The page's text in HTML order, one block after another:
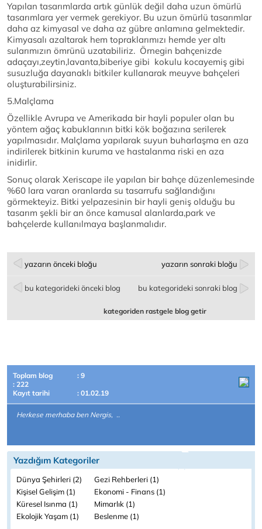
Yapılan tasarımlarda artık günlük değil daha uzun ömürlü
tasarımlara yer vermek gerekiyor. Bu uzun ömürlü tasarımlar
daha az kimyasal ve daha az gübre anlamına gelmektedir.
Kimyasalı azaltarak hem topraklarımızı hemde yer altı
sularımızın ömrünü uzatabiliriz. Örnegin bahçenizde
adaçayı,zeytin,lavanta,biberiye gibi kokulu kocayemiş gibi
susuzluğa dayanaklı bitkiler kullanarak meuyve bahçeleri
oluşturabilirsiniz.
5.Malçlama
Özellikle Avrupa ve Amerikada bir hayli populer olan bu
yöntem ağaç kabuklarının bitki kök boğazına serilerek
yapılmasıdır. Malçlama yapılarak suyun buharlaşma en aza
indirilerek bitkinin kuruma ve hastalanma riski en aza
inidirlir.
Sonuç olarak Xeriscape ile yapılan bir bahçe düzenlemesinde
%60 lara varan oranlarda su tasarrufu sağlandığını
görmekteyiz. Bitki yelpazesinin bir hayli geniş olduğu bu
tasarım şekli bir an önce kamusal alanlarda,park ve
bahçelerde kullanılmaya başlanmalıdır.
yazarın önceki bloğu yazarın sonraki bloğu
bu kategorideki önceki blog bu kategorideki sonraki blog
kategoriden rastgele blog getir
Toplam blog
: 9
: 222
Kayıt tarihi
: 01.02.19
Herkese merhaba ben Nergis, ..
Yazdığım Kategoriler
Dünya Şehirleri (2)
Gezi Rehberleri (1)
Kişisel Gelişim (1)
Ekonomi - Finans (1)
Küresel Isınma (1)
Mimarlık (1)
Ekolojik Yaşam (1)
Beslenme (1)